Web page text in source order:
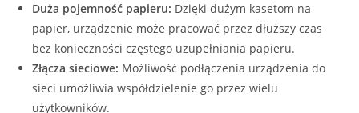
Duża pojemność papieru: Dzięki dużym kasetom na
papier, urządzenie może pracować przez dłuższy czas
bez konieczności częstego uzupełniania papieru.
Złącza sieciowe: Możliwość podłączenia urządzenia do
sieci umożliwia współdzielenie go przez wielu
użytkowników.